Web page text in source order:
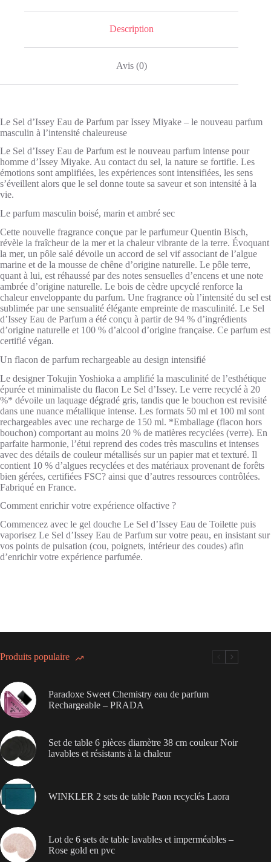
Description
Avis (0)
Le Sel d’Issey Eau de Parfum par Issey Miyake – le nouveau parfum
masculin à l’intensité chaleureuse
Le Sel d’Issey Eau de Parfum est le nouveau parfum intense pour
homme d’Issey Miyake. Au contact du sel, la nature se fortifie. Les
émotions sont amplifiées, les expériences sont intensifiées, les sens
s’éveillent alors que le sel donne toute sa saveur et son intensité à la
vie.
Le parfum masculin boisé, marin et ambré sec
Cette nouvelle fragrance conçue par le parfumeur Quentin Bisch,
révèle la fraîcheur de la mer et la chaleur vibrante de la terre. Évoquant
la mer, un pôle salé dévoile un accord de sel vif associant de l’algue
marine et de la mousse de chêne d’origine naturelle. Le pôle terre,
quant à lui, est réhaussé par des notes sensuelles d’encens et une note
ambrée d’origine naturelle. Le bois de cèdre upcyclé renforce la
chaleur enveloppante du parfum. Une fragrance où l’intensité du sel est
sublimée par une sensualité élégante empreinte de masculinité. Le Sel
d’Issey Eau de Parfum a été conçu à partir de 94 % d’ingrédients
d’origine naturelle et 100 % d’alcool d’origine française. Ce parfum est
certifié végan.
Un flacon de parfum rechargeable au design intensifié
Le designer Tokujin Yoshioka a amplifié la masculinité de l’esthétique
épurée et minimaliste du flacon Le Sel d’Issey. Le verre recyclé à 20
%* dévoile un laquage dégradé gris, tandis que le bouchon est revisité
dans une nuance métallique intense. Les formats 50 ml et 100 ml sont
rechargeables avec une recharge de 150 ml. *Emballage (flacon hors
bouchon) comportant au moins 20 % de matières recyclées (verre). En
parfaite harmonie, l’étui reprend des codes très masculins et intenses
avec des détails de couleur métallisés sur un papier mat et texturé. Il
contient 10 % d’algues recyclées et des matériaux provenant de forêts
bien gérées, certifiées FSC? ainsi que d’autres ressources contrôlées.
Fabriqué en France.
Comment enrichir votre expérience olfactive ?
Commencez avec le gel douche Le Sel d’Issey Eau de Toilette puis
vaporisez Le Sel d’Issey Eau de Parfum sur votre peau, en insistant sur
vos points de pulsation (cou, poignets, intérieur des coudes) afin
d’enrichir votre expérience parfumée.
Produits populaire
Paradoxe Sweet Chemistry eau de parfum
Rechargeable – PRADA
Set de table 6 pièces diamètre 38 cm couleur Noir
lavables et résistants à la chaleur
WINKLER 2 sets de table Paon recyclés Laora
Lot de 6 sets de table lavables et imperméables –
Rose gold en pvc